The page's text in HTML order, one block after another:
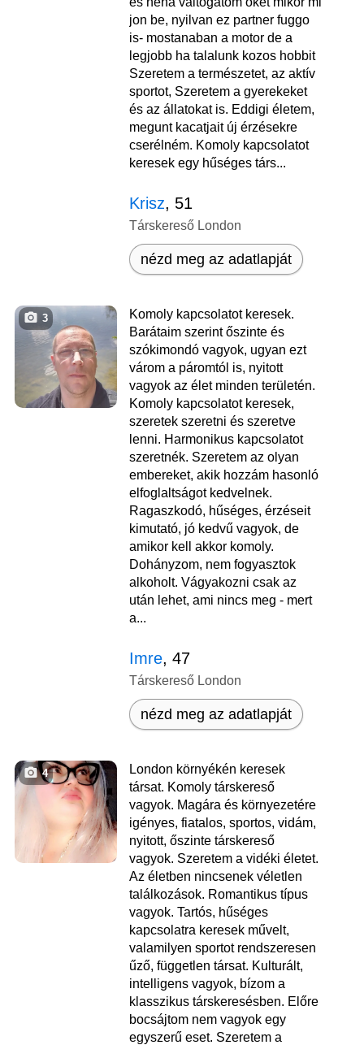
jon be, nyilvan ez partner fuggo
is- mostanaban a motor de a
legjobb ha talalunk kozos hobbit
Szeretem a természetet, az aktív
sportot, Szeretem a gyerekeket
és az állatokat is. Eddigi életem,
megunt kacatjait új érzésekre
cserélném. Komoly kapcsolatot
keresek egy hűséges társ...
Krisz, 51
Társkereső London
nézd meg az adatlapját
3
Komoly kapcsolatot keresek.
Barátaim szerint őszinte és
szókimondó vagyok, ugyan ezt
várom a páromtól is, nyitott
vagyok az élet minden területén.
Komoly kapcsolatot keresek,
szeretek szeretni és szeretve
lenni. Harmonikus kapcsolatot
szeretnék. Szeretem az olyan
embereket, akik hozzám hasonló
elfoglaltságot kedvelnek.
Ragaszkodó, hűséges, érzéseit
kimutató, jó kedvű vagyok, de
amikor kell akkor komoly.
Dohányzom, nem fogyasztok
alkoholt. Vágyakozni csak az
után lehet, ami nincs meg - mert
a...
Imre, 47
Társkereső London
nézd meg az adatlapját
4
London környékén keresek
társat. Komoly társkereső
vagyok. Magára és környezetére
igényes, fiatalos, sportos, vidám,
nyitott, őszinte társkereső
vagyok. Szeretem a vidéki életet.
Az életben nincsenek véletlen
találkozások. Romantikus típus
vagyok. Tartós, hűséges
kapcsolatra keresek művelt,
valamilyen sportot rendszeresen
űző, független társat. Kulturált,
intelligens vagyok, bízom a
klasszikus társkeresésben. Előre
bocsájtom nem vagyok egy
egyszerű eset. Szeretem a